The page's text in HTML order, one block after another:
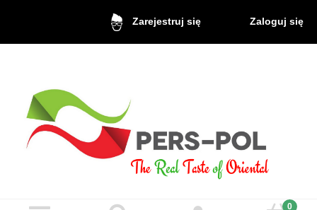
Zarejestruj się Zaloguj się